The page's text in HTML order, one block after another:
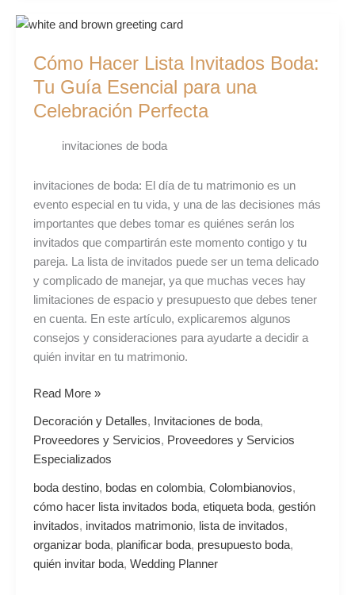
Cómo Hacer Lista Invitados Boda:
Tu Guía Esencial para una
Celebración Perfecta
invitaciones de boda
invitaciones de boda: El día de tu matrimonio es un
evento especial en tu vida, y una de las decisiones más
importantes que debes tomar es quiénes serán los
invitados que compartirán este momento contigo y tu
pareja. La lista de invitados puede ser un tema delicado
y complicado de manejar, ya que muchas veces hay
limitaciones de espacio y presupuesto que debes tener
en cuenta. En este artículo, explicaremos algunos
consejos y consideraciones para ayudarte a decidir a
quién invitar en tu matrimonio.
Cómo
Lista
Invitados
Tu
Celebración
Perfecta
Read More »
Decoración y Detalles, Invitaciones de boda,
Proveedores y Servicios, Proveedores y Servicios
Especializados
boda destino, bodas en colombia, Colombianovios,
cómo hacer lista invitados boda, etiqueta boda, gestión
invitados, invitados matrimonio, lista de invitados,
organizar boda, planificar boda, presupuesto boda,
quién invitar boda, Wedding Planner